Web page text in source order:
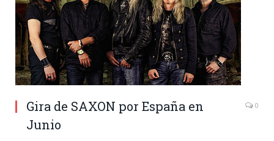
Gira de SAXON por España en
Junio
0